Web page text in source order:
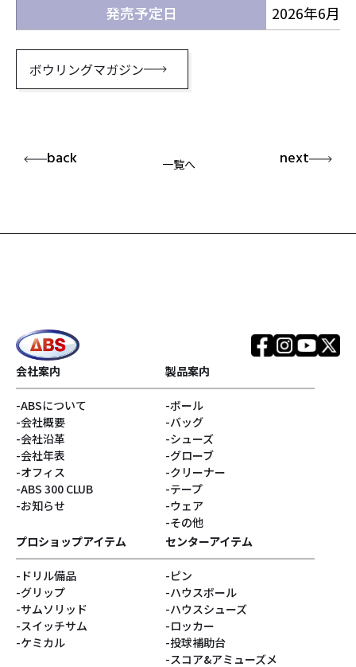
発売予定日
2026年6月
ボウリングマガジン
back 一覧へ next
会社案内
ABSについて
会社概要
会社沿革
会社年表
オフィス
ABS 300 CLUB
お知らせ
製品案内
ボール
バッグ
シューズ
グローブ
クリーナー
テープ
ウェア
その他
プロショップアイテム
ドリル備品
グリップ
サムソリッド
スイッチサム
ケミカル
センターアイテム
ピン
ハウスボール
ハウスシューズ
ロッカー
投球補助台
スコア&アミューズメ